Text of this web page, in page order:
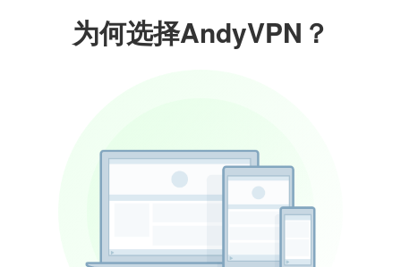
为何选择AndyVPN？